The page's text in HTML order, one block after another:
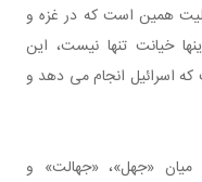
همین است که در غزه و
خیانت تنها نیست، این
اسرائیل انجام می دهد و
میان «جهل»، «جهالت» و